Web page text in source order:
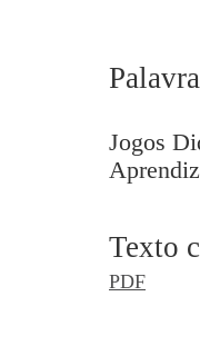
Jogos
Texto
PDF